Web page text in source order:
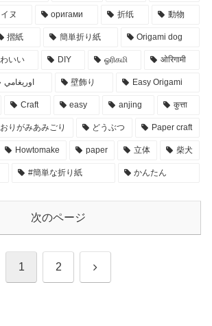
イヌ оригами 折纸 動物
摺紙 簡単折り紙 Origami dog
いい DIY ஓரிகமி ओरिगामी
اوريغامي 壁飾り Easy Origami
Craft easy anjing कुत्ता
おりがみあみごり どうぶつ Paper craft
Howtomake paper 立体 柴犬
#簡単な折り紙 かんたん
次のページ
1 2 次